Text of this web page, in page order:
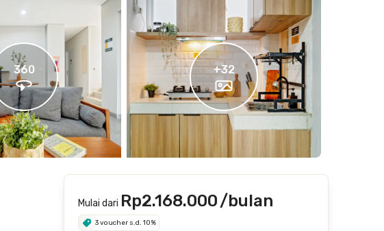
360 +32
Mulai dari Rp2.168.000/bulan
3 voucher s.d. 10%